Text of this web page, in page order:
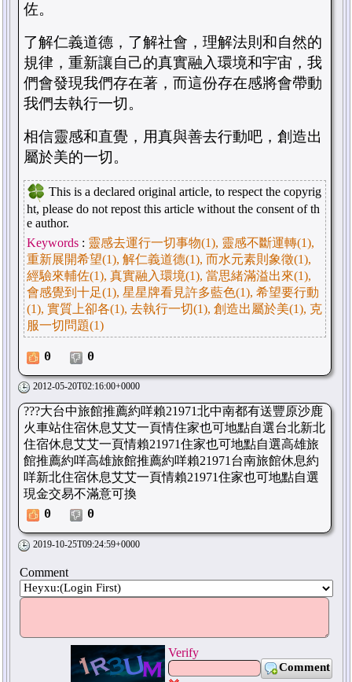
佐。
了解仁義道德，了解社會，理解法則和自然的
規律，重新讓自己的真實融入環境和宇宙，我
們會發現我們存在著，而這份存在感將會帶動
我們去執行一切。
相信靈感和直覺，用真與善去行動吧，創造出
屬於美的一切。
This is a declared original article, to respect the copyrig
ht, please do not repost this article without the consent of th
e author.
Keywords : 靈感去運行一切事物(1), 靈感不斷運轉(1),
重新展開希望(1), 解仁義道德(1), 而水元素則象徵(1),
經驗來輔佐(1), 真實融入環境(1), 當思緒滿溢出來(1),
會感覺到十足(1), 星星牌看見許多藍色(1), 希望要行動
(1), 實質上卻各(1), 去執行一切(1), 創造出屬於美(1), 克
服一切問題(1)
0 0
2012-05-20T02:16:00+0000
???大台中旅館推薦約咩賴21971北中南都有送豐原沙鹿
火車站住宿休息艾艾一頁情住家也可地點自選台北新北
住宿休息艾艾一頁情賴21971住家也可地點自選高雄旅
館推薦約咩高雄旅館推薦約咩賴21971台南旅館休息約
咩新北住宿休息艾艾一頁情賴21971住家也可地點自選
現金交易不滿意可換
0
0
2019-10-25T09:24:59+0000
Comment
Verify
Comment